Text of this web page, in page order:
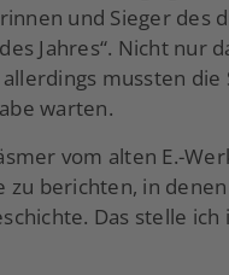
und Sieger des
Jahres“. Nicht nur
mussten
warten.
vom alten E.-
zu berichten, in
Das stelle